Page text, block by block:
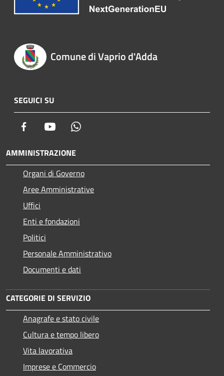
Comune di Vaprio d'Adda
SEGUICI SU
Facebook Youtube
AMMINISTRAZIONE
Organi di Governo
Aree Amministrative
Uffici
Enti e fondazioni
Politici
Personale Amministrativo
Documenti e dati
CATEGORIE DI SERVIZIO
Anagrafe e stato civile
Cultura e tempo libero
Vita lavorativa
Imprese e Commercio